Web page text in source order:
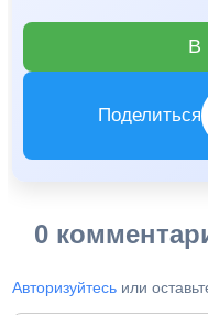
В
Поделиться
0
Авторизуйтесь или